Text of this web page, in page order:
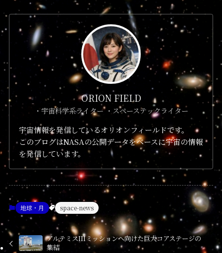
ORION FIELD
・宇宙科学系ライター ・スペーステックライター
宇宙情報を発信しているオリオンフィールドです。
このブログはNASAの公開データをベースに宇宙の情報
を発信しています。
地球・月 space-news
アルテミスIIIミッションへ向けた巨大コアステージの
集結